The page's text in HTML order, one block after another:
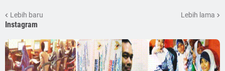
Lebih baru Lebih lama
Instagram